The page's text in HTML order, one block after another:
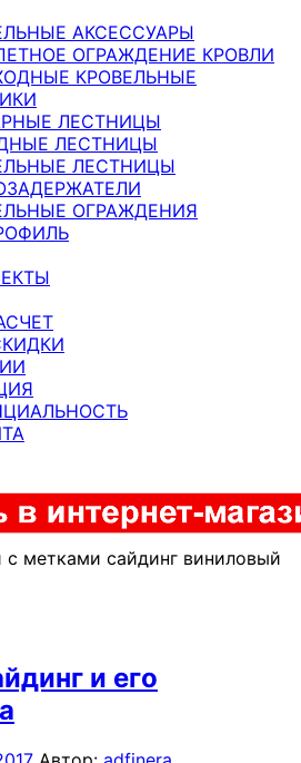
АКСЕССУАРЫ
ОГРАЖДЕНИЕ КРОВЛИ
КРОВЕЛЬНЫЕ
ЛЕСТНИЦЫ
ЛЕСТНИЦЫ
ЛЕСТНИЦЫ
ОГРАЖДЕНИЯ
с метками сайдинг виниловый
и его